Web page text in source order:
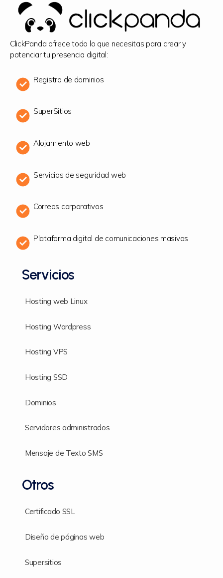
ClickPanda ofrece todo lo que necesitas para crear y
potenciar tu presencia digital:
Registro de dominios
SuperSitios
Alojamiento web
Servicios de seguridad web
Correos corporativos
Plataforma digital de comunicaciones masivas
Servicios
Hosting web Linux
Hosting Wordpress
Hosting VPS
Hosting SSD
Dominios
Servidores administrados
Mensaje de Texto SMS
Otros
Certificado SSL
Diseño de páginas web
Supersitios